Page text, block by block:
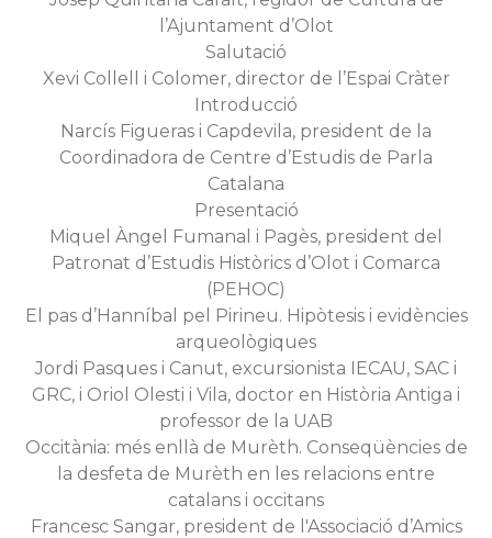
l’Ajuntament d’Olot
Salutació
Xevi Collell i Colomer, director de l’Espai Cràter
Introducció
Narcís Figueras i Capdevila, president de la
Coordinadora de Centre d’Estudis de Parla
Catalana
Presentació
Miquel Àngel Fumanal i Pagès, president del
Patronat d’Estudis Històrics d’Olot i Comarca
(PEHOC)
El pas d’Hanníbal pel Pirineu. Hipòtesis i evidències
arqueològiques
Jordi Pasques i Canut, excursionista IECAU, SAC i
GRC, i Oriol Olesti i Vila, doctor en Història Antiga i
professor de la UAB
Occitània: més enllà de Murèth. Conseqüències de
la desfeta de Murèth en les relacions entre
catalans i occitans
Francesc Sangar, president de l'Associació d’Amics